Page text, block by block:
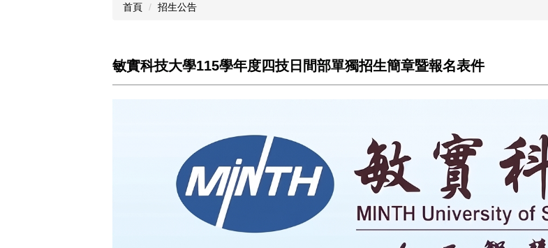
首頁 招生公告
敏實科技大學115學年度四技日間部單獨招生簡章暨報名表件